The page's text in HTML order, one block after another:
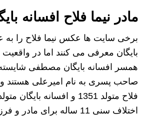
مادر نیما فلاح افسانه
برخی سایت ها عکس نیما فلاح را به
بایگان معرفی می کنند اما در
همسر افسانه بایگان مصطفی
صاحب پسری به نام امیرعلی هستند و
اختلاف سنی 11 ساله برای